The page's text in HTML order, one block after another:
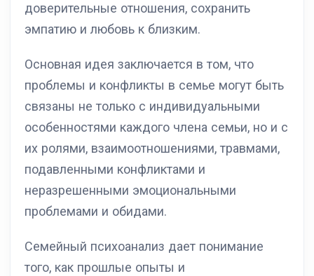
доверительные отношения, сохранить
эмпатию и любовь к близким.
Основная идея заключается в том, что
проблемы и конфликты в семье могут быть
связаны не только с индивидуальными
особенностями каждого члена семьи, но и с
их ролями, взаимоотношениями, травмами,
подавленными конфликтами и
неразрешенными эмоциональными
проблемами и обидами.
Семейный психоанализ дает понимание
того, как прошлые опыты и